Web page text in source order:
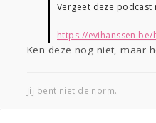
Vergeet deze podcast
https://
Ken deze nog niet, maar
Jij bent niet de norm.